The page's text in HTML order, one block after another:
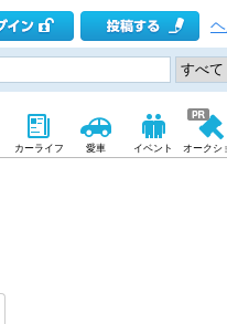
カーライフ 愛車 イベント オークシ